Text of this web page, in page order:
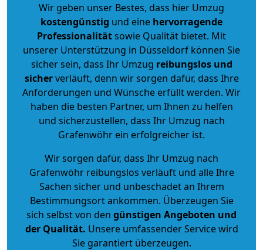
Wir geben unser Bestes, dass hier Umzug
kostengünstig und eine hervorragende
Professionalitätsowie Qualität bietet. Mit
unserer Unterstützung in Düsseldorf können Sie
sicher sein, dass Ihr Umzug reibungslos und
sicherverläuft, denn wir sorgen dafür, dass Ihre
Anforderungen und Wünsche erfüllt werden. Wir
haben die besten Partner, um Ihnen zu helfen
und sicherzustellen, dass Ihr Umzug nach
Grafenwöhr ein erfolgreicher ist.
Wir sorgen dafür, dass Ihr Umzug nach
Grafenwöhr reibungslos verläuft und alle Ihre
Sachen sicher und unbeschadet an Ihrem
Bestimmungsort ankommen. Überzeugen Sie
sich selbst von den günstigen Angeboten und
der Qualität. Unsere umfassender Service wird
Sie garantiert überzeugen.